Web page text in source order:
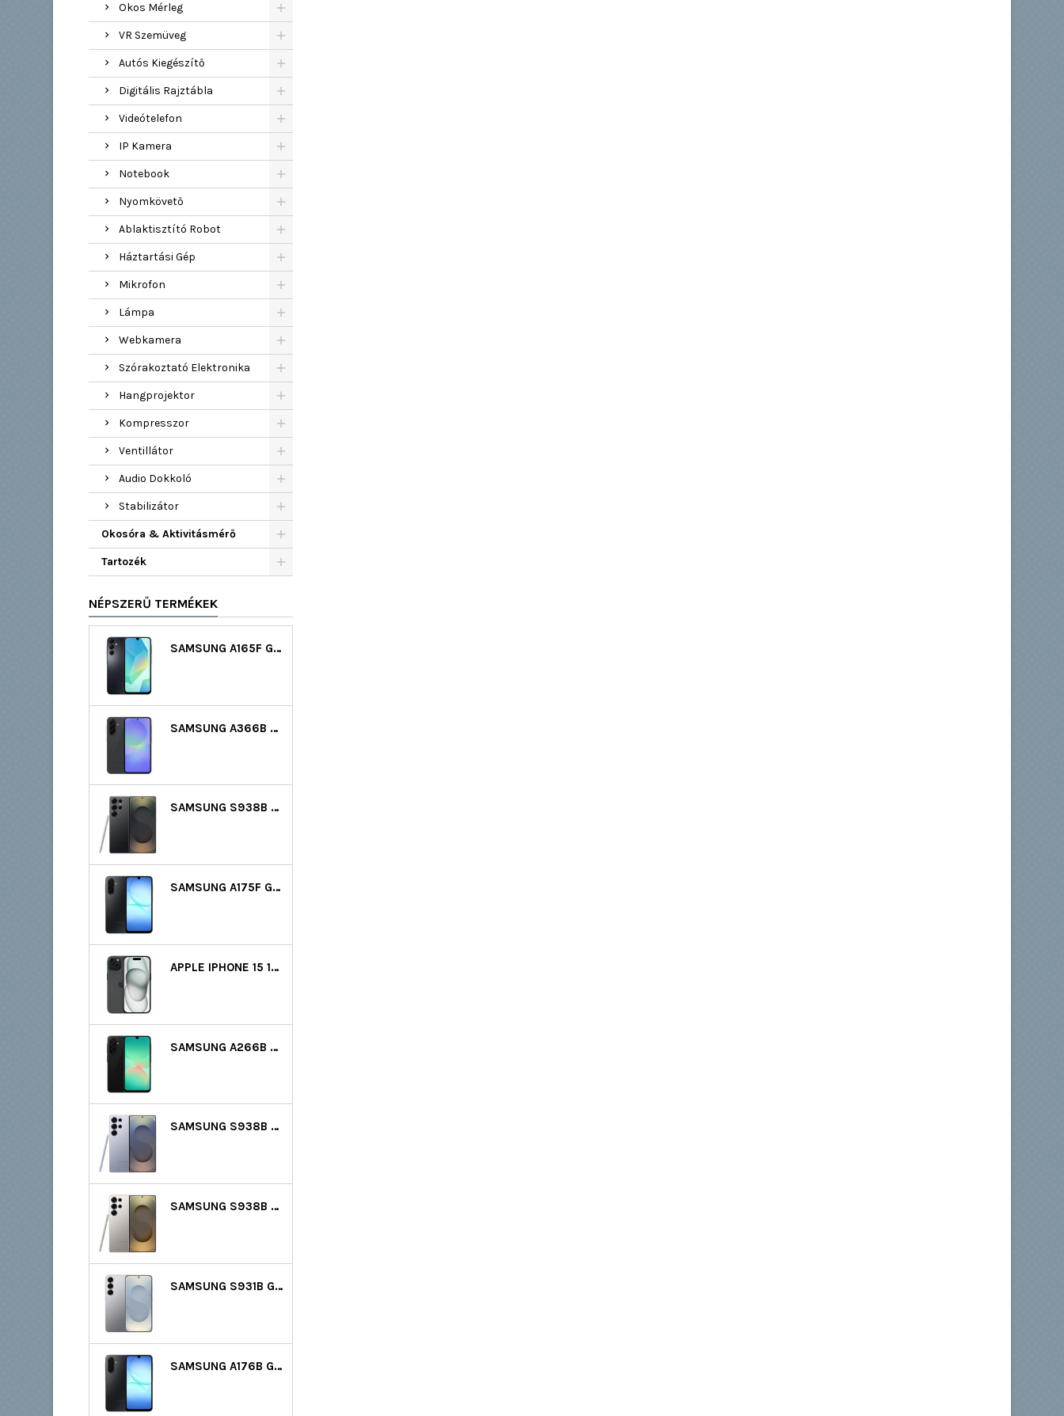
Okos Mérleg
VR Szemüveg
Autós Kiegészítő
Digitális Rajztábla
Videótelefon
IP Kamera
Notebook
Nyomkövető
Ablaktisztító Robot
Háztartási Gép
Mikrofon
Lámpa
Webkamera
Szórakoztató Elektronika
Hangprojektor
Kompresszor
Ventillátor
Audio Dokkoló
Stabilizátor
Okosóra & Aktivitásmérő
Tartozék
NÉPSZERŰ TERMÉKEK
SAMSUNG A165F GALAXY A16 LTE DS 128GB (4GB RAM) - FEKETE
SAMSUNG A366B GALAXY A36 5G DS 128GB (6GB RAM) - FEKETE
SAMSUNG S938B GALAXY S25 ULTRA 5G DS 256GB (12GB RAM) - FEKETE
SAMSUNG A175F GALAXY A17 LTE DS 128GB (4GB RAM) - FEKETE
APPLE IPHONE 15 128GB - FEKETE GYÁRTÓI GARANCIA
SAMSUNG A266B GALAXY A26 5G DS 128GB (6GB RAM) - FEKETE
SAMSUNG S938B GALAXY S25 ULTRA 5G DS 512GB (12GB RAM) - VILÁGOSKÉK
SAMSUNG S938B GALAXY S25 ULTRA 5G DS 512GB (12GB RAM) - SZÜRKE
SAMSUNG S931B GALAXY S25 5G DS 128GB (12GB RAM) - EZÜST
SAMSUNG A176B GALAXY A17 5G DS 128GB (4GB RAM) - FEKETE